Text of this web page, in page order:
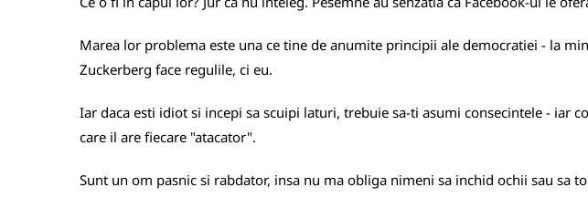
Marea lor problema este una ce tine de anumite principii ale democratiei - la
Zuckerberg face regulile, ci eu.
Iar daca esti idiot si incepi sa scuipi laturi, trebuie sa-ti asumi consecintele - iar
care il are fiecare "atacator".
Sunt un om pasnic si rabdator, insa nu ma obliga nimeni sa inchid ochii sau sa